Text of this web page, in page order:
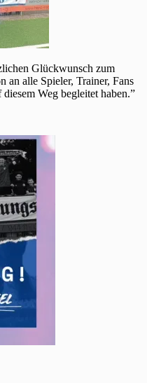
Glückwunsch zum
an alle Spieler, Trainer, Fans
Weg begleitet haben.”